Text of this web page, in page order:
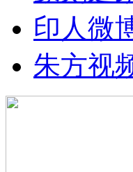
印人微
朱方视